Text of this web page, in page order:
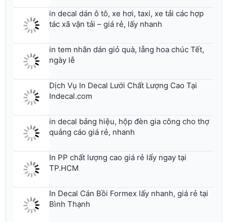
tác xã vận tải – giá rẻ, lấy nhanh
ngày lễ
Indecal.com
quảng cáo giá rẻ, nhanh
TP.HCM
Bình Thạnh